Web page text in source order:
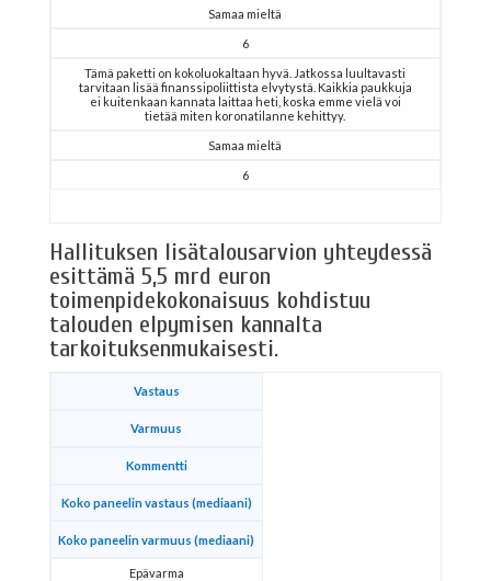
Samaa mieltä
6
Tämä paketti on kokoluokaltaan hyvä. Jatkossa luultavasti
tarvitaan lisää finanssipoliittista elvytystä. Kaikkia paukkuja
ei kuitenkaan kannata laittaa heti, koska emme vielä voi
tietää miten koronatilanne kehittyy.
Samaa mieltä
6
Hallituksen lisätalousarvion yhteydessä
esittämä 5,5 mrd euron
toimenpidekokonaisuus kohdistuu
talouden elpymisen kannalta
tarkoituksenmukaisesti.
Vastaus
Varmuus
Kommentti
Koko paneelin vastaus (mediaani)
Koko paneelin varmuus (mediaani)
Epävarma